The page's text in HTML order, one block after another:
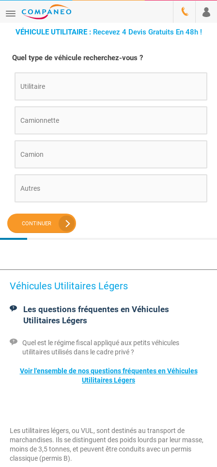
VÉHICULE UTILITAIRE : Recevez 4 Devis Gratuits En 48h !
Quel type de véhicule recherchez-vous ?
Utilitaire
Camionnette
Camion
Autres
CONTINUER
Véhicules Utilitaires Légers
Les questions fréquentes en Véhicules
Utilitaires Légers
Quel est le régime fiscal appliqué aux petits véhicules
utilitaires utilisés dans le cadre privé ?
Voir l'ensemble de nos questions fréquentes en Véhicules
Utilitaires Légers
Les utilitaires légers, ou VUL, sont destinés au transport de
marchandises. Ils se distinguent des poids lourds par leur masse,
moins de 3,5 tonnes, et peuvent être conduits avec un permis
classique (permis B).